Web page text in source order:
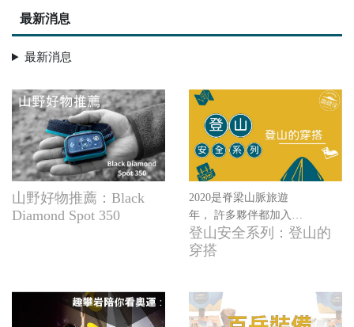
最新消息
最新消息
山野好物推薦：Black
Diamond Spot 350
2020是脊梁山脈旅遊
年， 許多夥伴都加入山
林的懷抱， 趣健行想透
過自身帶隊的經驗與夥
希望大家快樂的上山，
平安的回家。
登山安全系列：登山的
穿搭